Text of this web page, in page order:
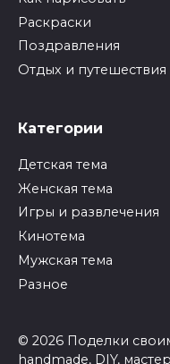
Раскраски
Поздравления
Отдых и путешествия
Категории
Детская тема
Женская тема
Игры и развлечения
Кинотема
Мужская тема
Разное
© 2026 Поделки
handmade, DIY,